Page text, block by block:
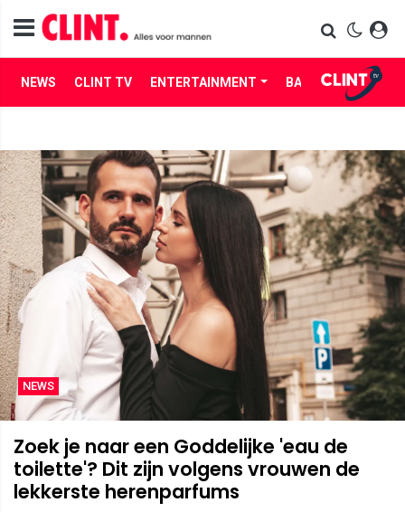
NEWS CLINT TV ENTERTAINMENT BABES LIFE
NEWS
Zoek je naar een Goddelijke 'eau de
toilette'? Dit zijn volgens vrouwen de
lekkerste herenparfums